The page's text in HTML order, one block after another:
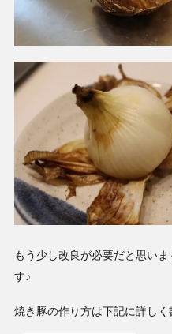
もう少し改良が必要だと思いま
す♪
焼き豚の作り方は下記に詳しく